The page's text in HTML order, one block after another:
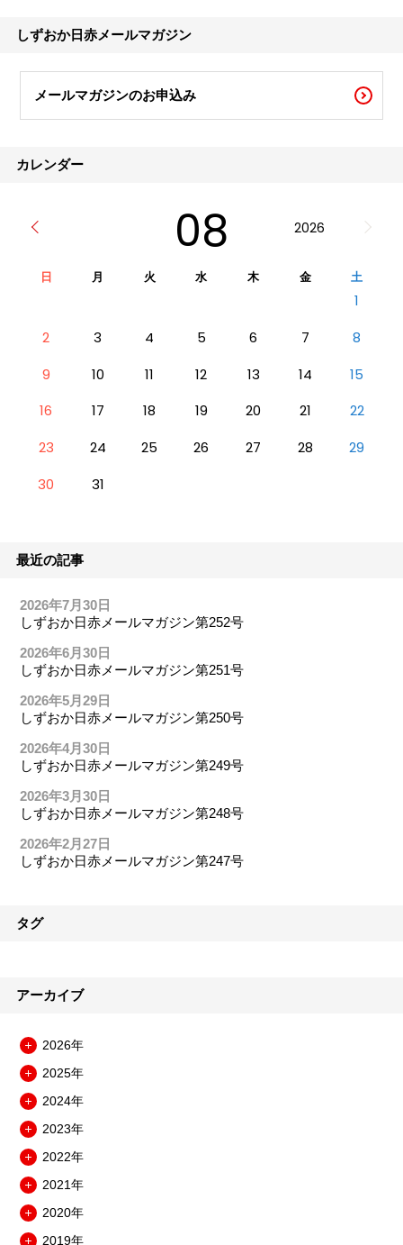
しずおか日赤メールマガジン
メールマガジンのお申込み
カレンダー
08 2026
日 月 火 水 木 金 土
1
2
3 4 5 6 7
8
9
10 11 12 13 14
15
16
17 18 19 20 21
22
23
24 25 26 27 28
29
30
31
最近の記事
2026年7月30日
しずおか日赤メールマガジン第252号
2026年6月30日
しずおか日赤メールマガジン第251号
2026年5月29日
しずおか日赤メールマガジン第250号
2026年4月30日
しずおか日赤メールマガジン第249号
2026年3月30日
しずおか日赤メールマガジン第248号
2026年2月27日
しずおか日赤メールマガジン第247号
タグ
アーカイブ
2026年
メ
ニ
ュ
を
開
2025年
メ
ニ
ュ
を
開
2024年
メ
ニ
ュ
を
開
2023年
メ
ニ
ュ
を
開
2022年
メ
ニ
ュ
2021年
メ
ニ
ュ
2020年
メ
2019年